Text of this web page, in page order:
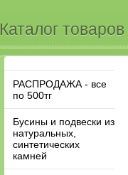
Каталог товаров
РАСПРОДАЖА - все
по 500тг
Бусины и подвески из
натуральных,
синтетических
камней